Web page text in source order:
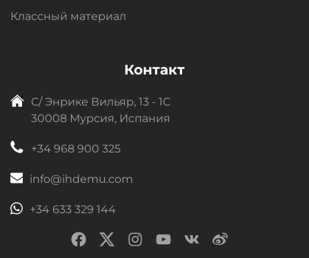
Классный материал
Контакт
C/ Энрике Вильяр, 13 - 1C
30008 Мурсия, Испания
+34 968 900 325
info@ihdemu.com
+34 633 329 144